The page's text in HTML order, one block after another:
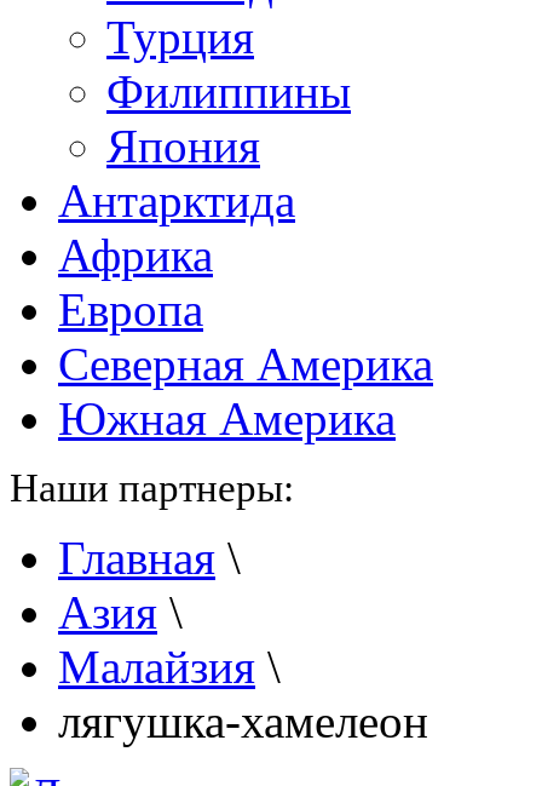
Турция
Филиппины
Япония
Антарктида
Африка
Европа
Северная Америка
Южная Америка
Наши партнеры:
Главная \
Азия \
Малайзия \
лягушка-хамелеон